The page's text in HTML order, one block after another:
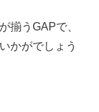
揃うGAPで、
かがでしょう